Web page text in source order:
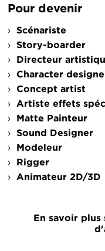
Pour devenir
Scénariste
Story-boarder
Directeur
Character
Concept artist
Artiste effets
Matte Painteur
Sound Designer
Modeleur
Rigger
Animateur 2D/3D
En savoir